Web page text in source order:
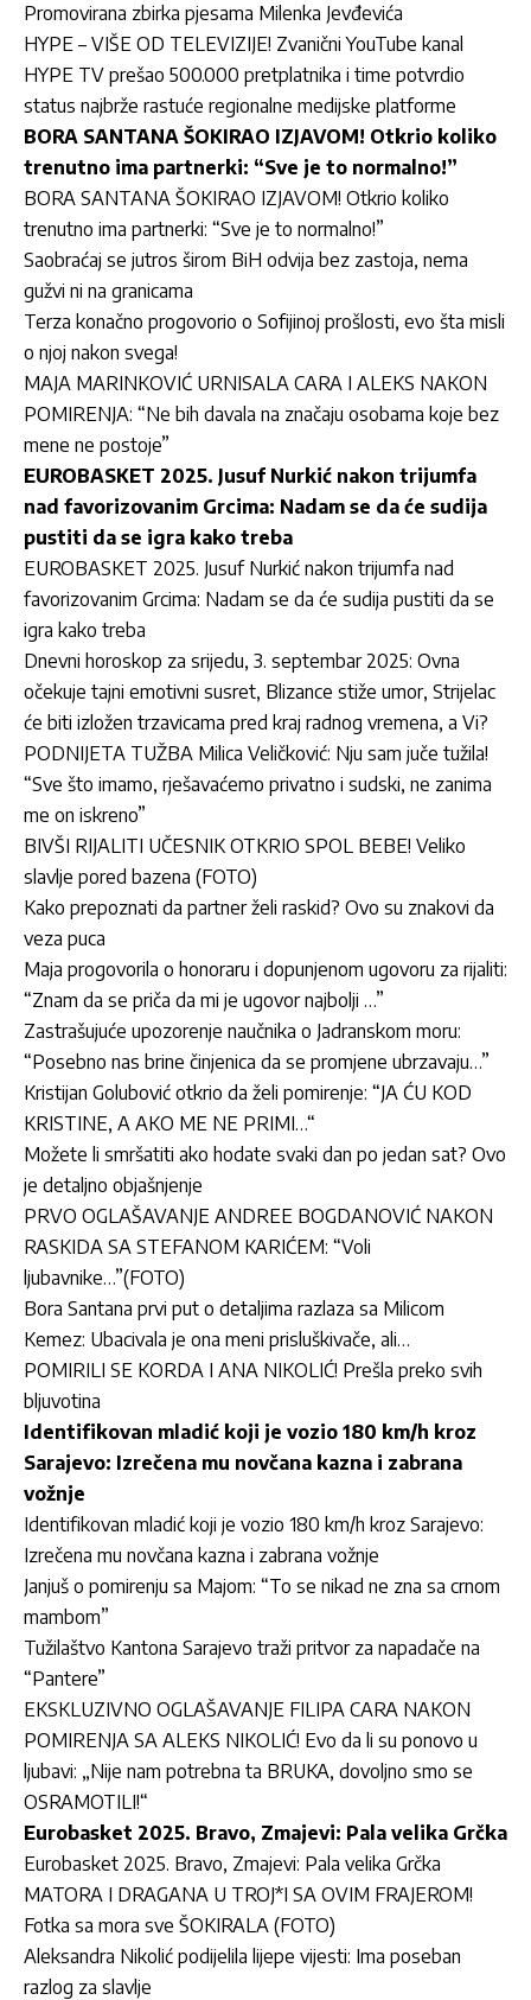
Promovirana zbirka pjesama Milenka Jevđevića
HYPE – VIŠE OD TELEVIZIJE! Zvanični YouTube kanal
HYPE TV prešao 500.000 pretplatnika i time potvrdio
status najbrže rastuće regionalne medijske platforme
BORA SANTANA ŠOKIRAO IZJAVOM! Otkrio koliko
trenutno ima partnerki: “Sve je to normalno!”
BORA SANTANA ŠOKIRAO IZJAVOM! Otkrio koliko
trenutno ima partnerki: “Sve je to normalno!”
Saobraćaj se jutros širom BiH odvija bez zastoja, nema
gužvi ni na granicama
Terza konačno progovorio o Sofijinoj prošlosti, evo šta misli
o njoj nakon svega!
MAJA MARINKOVIĆ URNISALA CARA I ALEKS NAKON
POMIRENJA: “Ne bih davala na značaju osobama koje bez
mene ne postoje”
EUROBASKET 2025. Jusuf Nurkić nakon trijumfa
nad favorizovanim Grcima: Nadam se da će sudija
pustiti da se igra kako treba
EUROBASKET 2025. Jusuf Nurkić nakon trijumfa nad
favorizovanim Grcima: Nadam se da će sudija pustiti da se
igra kako treba
Dnevni horoskop za srijedu, 3. septembar 2025: Ovna
očekuje tajni emotivni susret, Blizance stiže umor, Strijelac
će biti izložen trzavicama pred kraj radnog vremena, a Vi?
PODNIJETA TUŽBA Milica Veličković: Nju sam juče tužila!
“Sve što imamo, rješavaćemo privatno i sudski, ne zanima
me on iskreno”
BIVŠI RIJALITI UČESNIK OTKRIO SPOL BEBE! Veliko
slavlje pored bazena (FOTO)
Kako prepoznati da partner želi raskid? Ovo su znakovi da
veza puca
Maja progovorila o honoraru i dopunjenom ugovoru za rijaliti:
“Znam da se priča da mi je ugovor najbolji …”
Zastrašujuće upozorenje naučnika o Jadranskom moru:
“Posebno nas brine činjenica da se promjene ubrzavaju…”
Kristijan Golubović otkrio da želi pomirenje: “JA ĆU KOD
KRISTINE, A AKO ME NE PRIMI…“
Možete li smršatiti ako hodate svaki dan po jedan sat? Ovo
je detaljno objašnjenje
PRVO OGLAŠAVANJE ANDREE BOGDANOVIĆ NAKON
RASKIDA SA STEFANOM KARIĆEM: “Voli
ljubavnike…”(FOTO)
Bora Santana prvi put o detaljima razlaza sa Milicom
Kemez: Ubacivala je ona meni prisluškivače, ali…
POMIRILI SE KORDA I ANA NIKOLIĆ! Prešla preko svih
bljuvotina
Identifikovan mladić koji je vozio 180 km/h kroz
Sarajevo: Izrečena mu novčana kazna i zabrana
vožnje
Identifikovan mladić koji je vozio 180 km/h kroz Sarajevo:
Izrečena mu novčana kazna i zabrana vožnje
Janjuš o pomirenju sa Majom: “To se nikad ne zna sa crnom
mambom”
Tužilaštvo Kantona Sarajevo traži pritvor za napadače na
“Pantere”
EKSKLUZIVNO OGLAŠAVANJE FILIPA CARA NAKON
POMIRENJA SA ALEKS NIKOLIĆ! Evo da li su ponovo u
ljubavi: „Nije nam potrebna ta BRUKA, dovoljno smo se
OSRAMOTILI!“
Eurobasket 2025. Bravo, Zmajevi: Pala velika Grčka
Eurobasket 2025. Bravo, Zmajevi: Pala velika Grčka
MATORA I DRAGANA U TROJ*I SA OVIM FRAJEROM!
Fotka sa mora sve ŠOKIRALA (FOTO)
Aleksandra Nikolić podijelila lijepe vijesti: Ima poseban
razlog za slavlje